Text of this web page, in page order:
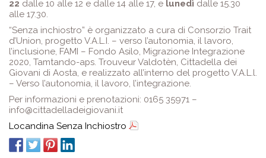
22 dalle 10 alle 12 e dalle 14 alle 17, e lunedì dalle 15.30
alle 17.30.
“Senza inchiostro” è organizzato a cura di Consorzio Trait
d’Union, progetto V.A.L.I. – verso l’autonomia, il lavoro,
l’inclusione, FAMI – Fondo Asilo, Migrazione Integrazione
2020, Tamtando-aps. Trouveur Valdotèn, Cittadella dei
Giovani di Aosta, e realizzato all’interno del progetto V.A.L.l.
– Verso l’autonomia, il lavoro, l’integrazione.
Per informazioni e prenotazioni: 0165 35971 –
info@cittadelladeigiovani.it
Locandina Senza Inchiostro